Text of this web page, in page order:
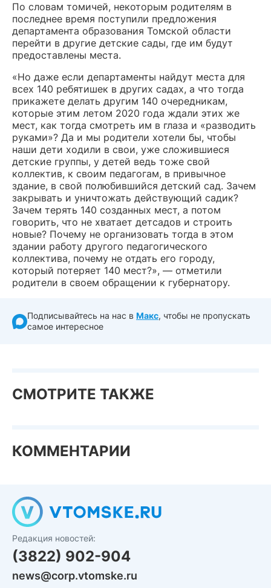
По словам томичей, некоторым родителям в
последнее время поступили предложения
департамента образования Томской области
перейти в другие детские сады, где им будут
предоставлены места.
«Но даже если департаменты найдут места для
всех 140 ребятишек в других садах, а что тогда
прикажете делать другим 140 очередникам,
которые этим летом 2020 года ждали этих же
мест, как тогда смотреть им в глаза и «разводить
руками»? Да и мы родители хотели бы, чтобы
наши дети ходили в свои, уже сложившиеся
детские группы, у детей ведь тоже свой
коллектив, к своим педагогам, в привычное
здание, в свой полюбившийся детский сад. Зачем
закрывать и уничтожать действующий садик?
Зачем терять 140 созданных мест, а потом
говорить, что не хватает детсадов и строить
новые? Почему не организовать тогда в этом
здании работу другого педагогического
коллектива, почему не отдать его городу,
который потеряет 140 мест?», — отметили
родители в своем обращении к губернатору.
Подписывайтесь на нас в Макс, чтобы не пропускать
самое интересное
СМОТРИТЕ ТАКЖЕ
КОММЕНТАРИИ
Редакция новостей:
(3822) 902-904
news@corp.vtomske.ru